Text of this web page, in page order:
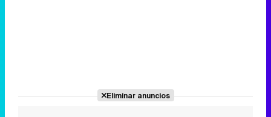
Eliminar anuncios